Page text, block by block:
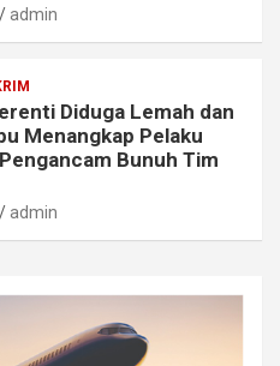
admin
Diduga Lemah dan
Menangkap Pelaku
Bunuh Tim
admin